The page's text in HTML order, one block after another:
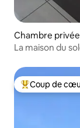
Chambre
La maison du
Coups de cœur
Coup de